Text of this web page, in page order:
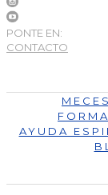
PONTE EN:
CONTACTO
MECES
AYUDA